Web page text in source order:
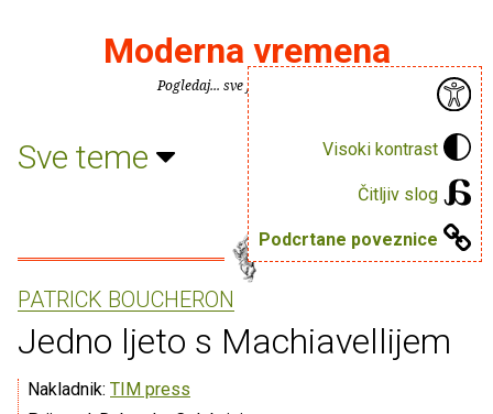
Visoki kontrast
Čitljiv slog
Podcrtane poveznice
Moderna vremena
Pogledaj... sve je puno knjiga.
Sve teme
PATRICK BOUCHERON
Jedno ljeto s Machiavellijem
Nakladnik: TIM press